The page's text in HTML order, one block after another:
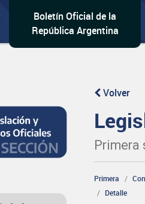
Boletín Oficial de la
República Argentina
Volver
Primera
Primera
Detalle